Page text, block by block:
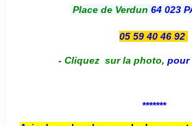
Place de Verdun 64 023
05 59 40 46 92
- Cliquez sur la photo, pour
*******